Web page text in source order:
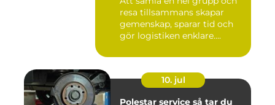
resa tillsammans skapar
gemenskap, sparar tid och
gör logistiken enklare....
10. jul
Polestar service så tar du